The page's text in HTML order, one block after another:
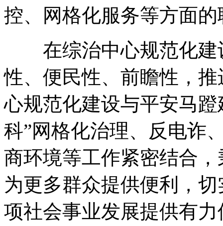
控、网格化服务等方面的
在综治中心规范化建
性、便民性、前瞻性，
心规范化建设与平安马
科”网格化治理、反电诈
商环境等工作紧密结合
为更多群众提供便利，
项社会事业发展提供有